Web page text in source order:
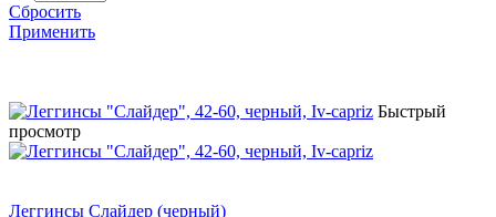
Сбросить
Применить
Быстрый
просмотр
Леггинсы Слайдер (черный)